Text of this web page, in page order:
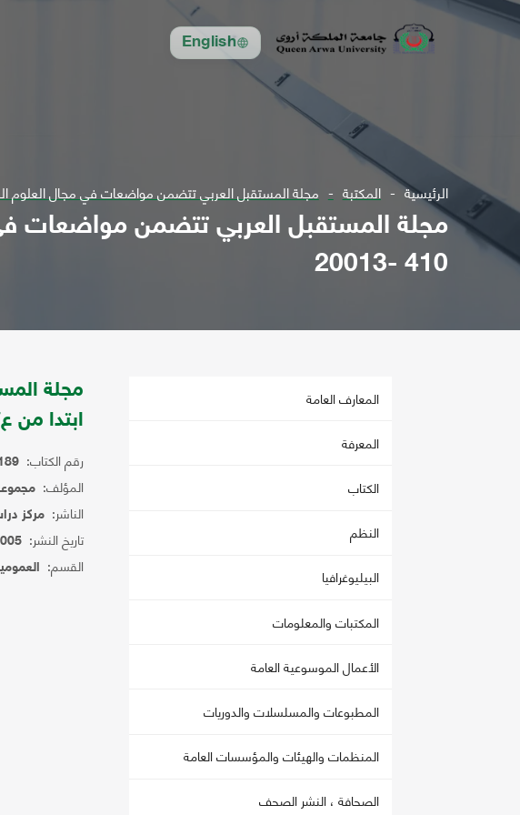
English
الرئيسية المكتبة مجلة المستقبل العربي تتضمن مواضعات في مجال العلوم السياسية ابتدا من
410 -20013
المعارف العامة
المعرفة
الكتاب
النظم
البيليوغرافيا
المكتبات والمعلومات
الأعمال الموسوعية العامة
المطبوعات والمسلسلات والدوريات
المنظمات والهيئات والمؤسسات العامة
الصحافة ، النشر الصحف
مجلة
ابتدا من ع7-1979 حتي ع 410 -20013
رقم الكتاب:
المؤلف:
الناشر: مركز
تاريخ النشر: 0:00
القسم: